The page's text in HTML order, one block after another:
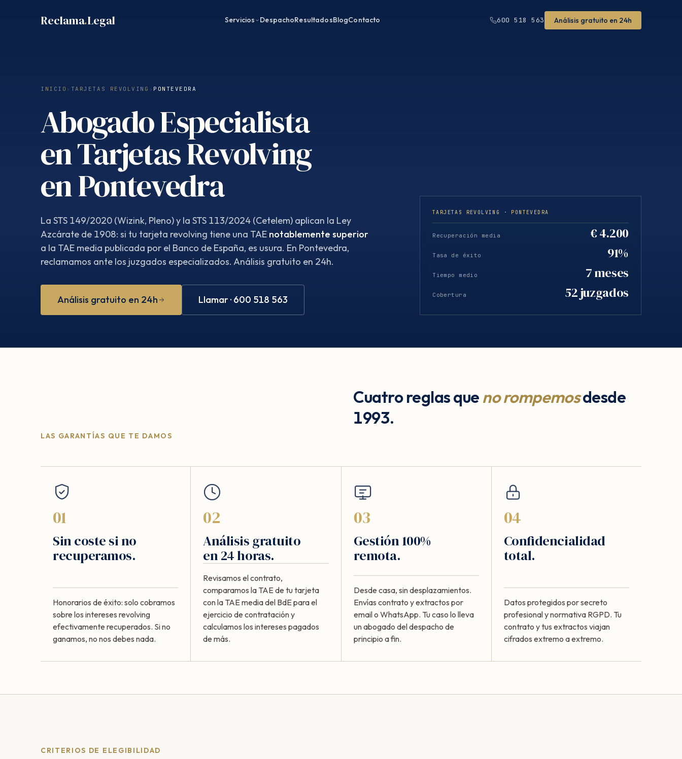
Reclama.Legal Servicios DespachoResultadosBlogContacto 600 518 563 Análisis gratuito en 24h
INICIO › TARJETAS REVOLVING › PONTEVEDRA
Abogado Especialista
en Tarjetas Revolving
en Pontevedra
La STS 149/2020 (Wizink, Pleno) y la STS 113/2024 (Cetelem) aplican la Ley
Azcárate de 1908: si tu tarjeta revolving tiene una TAE notablemente superior
a la TAE media publicada por el Banco de España, es usura. En Pontevedra,
reclamamos ante los juzgados especializados. Análisis gratuito en 24h.
Análisis gratuito en 24h Llamar · 600 518 563
TARJETAS REVOLVING · PONTEVEDRA
Recuperación media € 4.200
Tasa de éxito 91%
Tiempo medio 7 meses
Cobertura 52 juzgados
LAS GARANTÍAS QUE TE DAMOS
Cuatro reglas que no rompemosdesde
1993.
01
Sin coste si no
recuperamos.
Honorarios de éxito: solo cobramos
sobre los intereses revolving
efectivamente recuperados. Si no
ganamos, no nos debes nada.
02
Análisis gratuito
en 24 horas.
Revisamos el contrato,
comparamos la TAE de tu tarjeta
con la TAE media del BdE para el
ejercicio de contratación y
calculamos los intereses pagados
de más.
03
Gestión 100%
remota.
Desde casa, sin desplazamientos.
Envías contrato y extractos por
email o WhatsApp. Tu caso lo lleva
un abogado del despacho de
principio a fin.
04
Confidencialidad
total.
Datos protegidos por secreto
profesional y normativa RGPD. Tu
contrato y tus extractos viajan
cifrados extremo a extremo.
CRITERIOS DE ELEGIBILIDAD